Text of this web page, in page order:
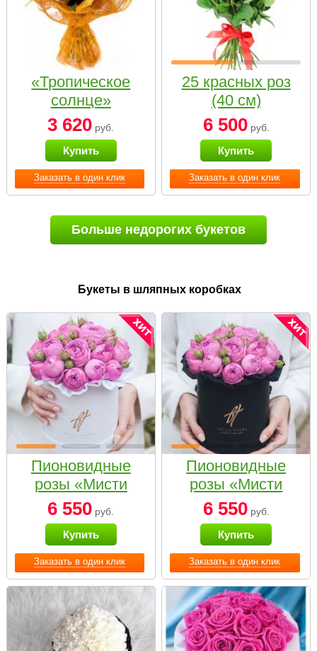
Заказать в один клик
«Тропическое
солнце»
3 620 руб.
Купить
Заказать в один клик
25 красных роз
(40 см)
6 500руб.
Купить
Больше недорогих букетов
Букеты в шляпных коробках
Заказать в один клик
Пионовидные
розы «Мисти
бабблс» в белой
коробке Small
6 550 руб.
Купить
Заказать в один клик
Пионовидные
розы «Мисти
бабблс» в
черной коробке
Small
6 550руб.
Купить